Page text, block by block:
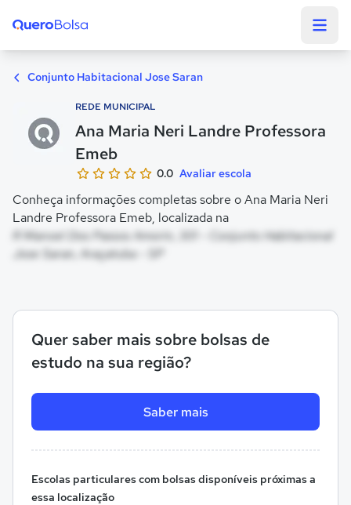
Conjunto Habitacional Jose Saran
REDE MUNICIPAL
Ana Maria Neri Landre Professora
Emeb
0.0 Avaliar escola
Conheça informações completas sobre o Ana Maria Neri
Landre Professora Emeb, localizada na
R Manoel Dos Passos Amorin, 301 - Conjunto Habitacional
Jose Saran, Araçatuba - SP
Quer saber mais sobre bolsas de
estudo na sua região?
Saber mais
Escolas particulares com bolsas disponíveis próximas a
essa localização